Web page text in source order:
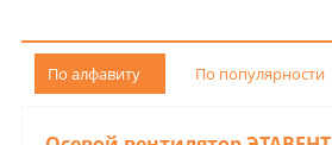
По алфавиту По популярности